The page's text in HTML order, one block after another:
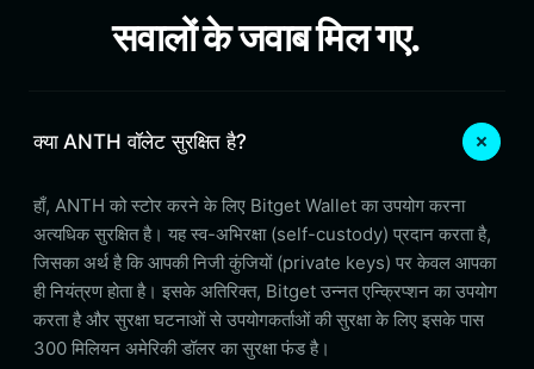
सवालों के जवाब मिल गए.
क्या ANTH वॉलेट सुरक्षित है?
हाँ, ANTH को स्टोर करने के लिए Bitget Wallet का उपयोग करना
अत्यधिक सुरक्षित है। यह स्व-अभिरक्षा (self-custody) प्रदान करता है,
जिसका अर्थ है कि आपकी निजी कुंजियों (private keys) पर केवल आपका
ही नियंत्रण होता है। इसके अतिरिक्त, Bitget उन्नत एन्क्रिप्शन का उपयोग
करता है और सुरक्षा घटनाओं से उपयोगकर्ताओं की सुरक्षा के लिए इसके पास
300 मिलियन अमेरिकी डॉलर का सुरक्षा फंड है।